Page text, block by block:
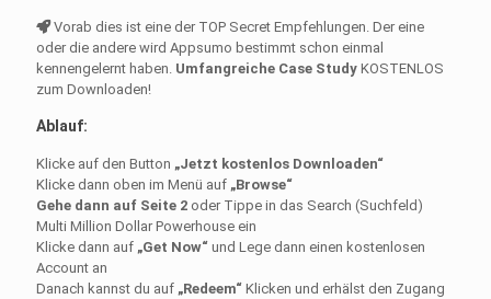
Vorab dies ist eine der TOP Secret Empfehlungen. Der eine
oder die andere wird Appsumo bestimmt schon einmal
kennengelernt haben. Umfangreiche Case Study KOSTENLOS
zum Downloaden!
Ablauf:
Klicke auf den Button „Jetzt kostenlos Downloaden“
Klicke dann oben im Menü auf „Browse“
Gehe dann auf Seite 2 oder Tippe in das Search (Suchfeld)
Multi Million Dollar Powerhouse ein
Klicke dann auf „Get Now“ und Lege dann einen kostenlosen
Account an
Danach kannst du auf „Redeem“ Klicken und erhälst den Zugang